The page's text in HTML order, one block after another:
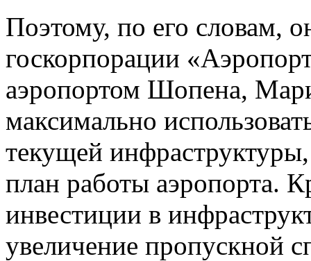
Поэтому, по его словам,
госкорпорации
аэропортом Шопена,
максимально
текущей
план работы аэропорта.
инвестиции в
увеличение пропускной